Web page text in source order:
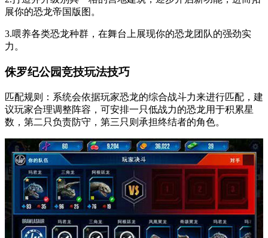
展你的恐龙帝国版图。
3.喂养各类恐龙种群，在舞台上展现你的恐龙团队的强劲实
力。
侏罗纪公园竞技玩法技巧
匹配规则：系统会依据玩家恐龙的综合战斗力来进行匹配，建
议玩家合理调整阵容，可安排一只低战力的恐龙用于积累星
数，第二只负责防守，第三只则承担终结者的角色。